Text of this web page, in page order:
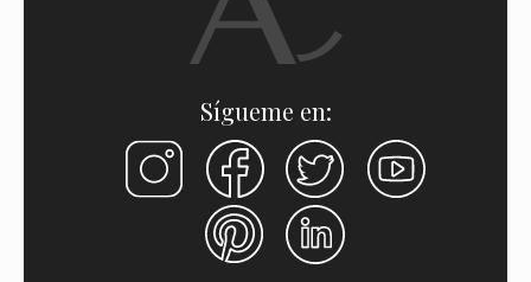
Sígueme en: